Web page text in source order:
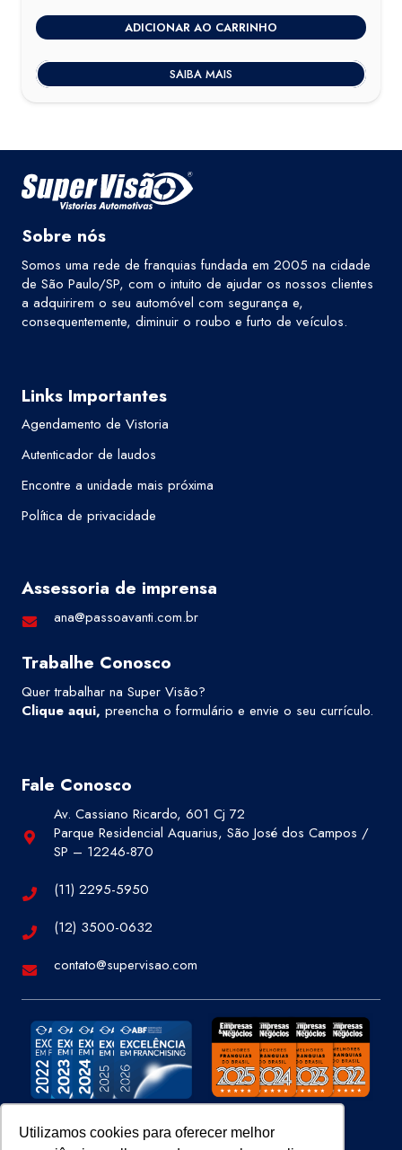
Utilizamos cookies para oferecer melhor
ADICIONAR AO CARRINHO
SAIBA MAIS
Sobre nós
Somos uma rede de franquias fundada em 2005 na cidade
de São Paulo/SP, com o intuito de ajudar os nossos clientes
a adquirirem o seu automóvel com segurança e,
consequentemente, diminuir o roubo e furto de veículos.
Links Importantes
Agendamento de Vistoria
Autenticador de laudos
Encontre a unidade mais próxima
Política de privacidade
Assessoria de imprensa
ana@passoavanti.com.br
Trabalhe Conosco
Quer trabalhar na Super Visão?
Clique aqui, preencha o formulário e envie o seu currículo.
Fale Conosco
Av. Cassiano Ricardo, 601 Cj 72
Parque Residencial Aquarius, São José dos Campos /
SP – 12246-870
(11) 2295-5950
(12) 3500-0632
contato@supervisao.com